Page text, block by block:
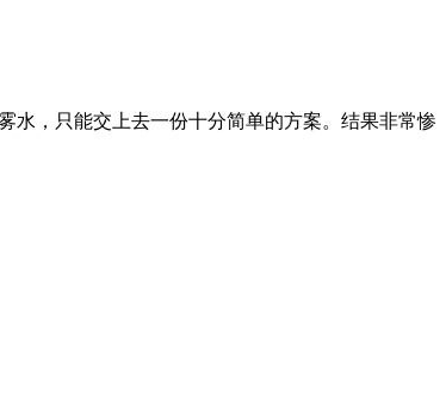
水，只能交上去一份十分简单的方案。结果非常惨